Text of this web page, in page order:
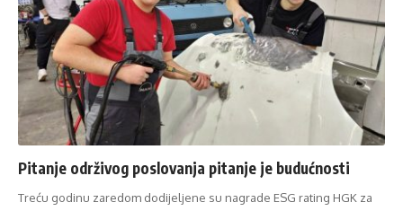
Pitanje održivog poslovanja pitanje je budućnosti
Treću godinu zaredom dodijeljene su nagrade ESG rating HGK za